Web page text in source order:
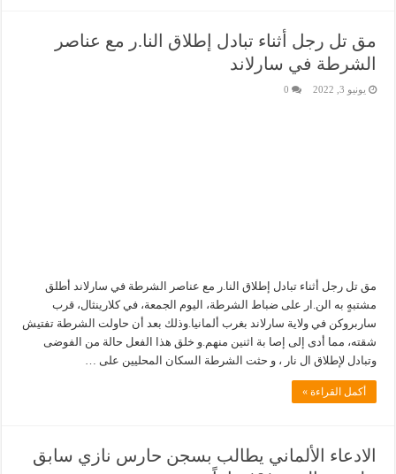
مق تل رجل أثناء تبادل إطلاق النا.ر مع عناصر
الشرطة في سارلاند
يونيو 3, 2022 0
مق تل رجل أثناء تبادل إطلاق النا.ر مع عناصر الشرطة في سارلاند أطلق
مشتبهٍ به الن.ار على ضباط الشرطة، اليوم الجمعة، في كلارينثال، قرب
ساربروكن في ولاية سارلاند بغرب ألمانيا.وذلك بعد أن حاولت الشرطة تفتيش
شقته، مما أدى إلى إصا بة اثنين منهم.و خلق هذا الفعل حالة من الفوضى
وتبادل لإطلاق ال نار ، و حثت الشرطة السكان المحليين على …
أكمل القراءة »
الادعاء الألماني يطالب بسجن حارس نازي سابق